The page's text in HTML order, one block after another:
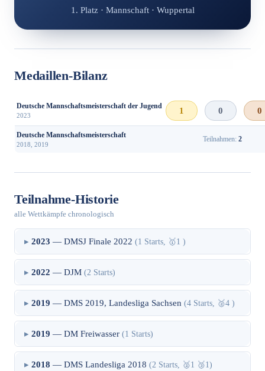
1. Platz · Mannschaft · Wuppertal
Medaillen-Bilanz
Deutsche Mannschaftsmeisterschaft der Jugend
2023
1 0 0
Deutsche Mannschaftsmeisterschaft
2018, 2019
Teilnahmen: 2
Teilnahme-Historie
alle Wettkämpfe chronologisch
2023 — DMSJ Finale 2022 (1 Starts, 🥇1 )
2022 — DJM (2 Starts)
2019 — DMS 2019, Landesliga Sachsen (4 Starts, 🥈4 )
2019 — DM Freiwasser (1 Starts)
2018 — DMS Landesliga 2018 (2 Starts, 🥈1 🥉1)